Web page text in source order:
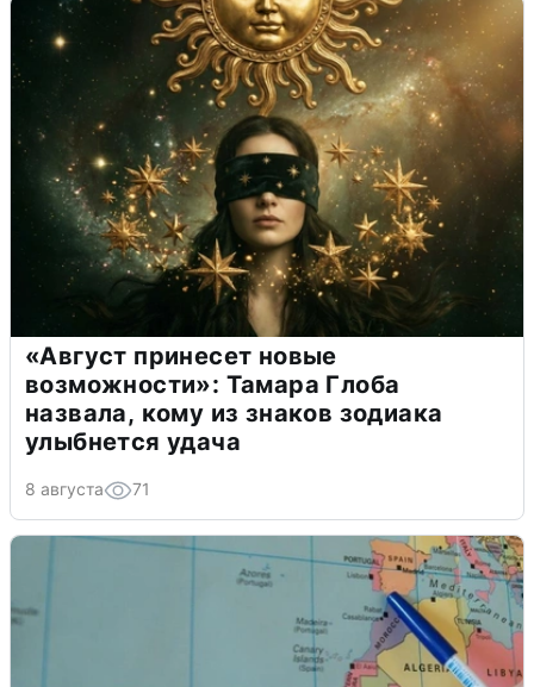
«Август принесет новые
возможности»: Тамара Глоба
назвала, кому из знаков зодиака
улыбнется удача
8 августа 71